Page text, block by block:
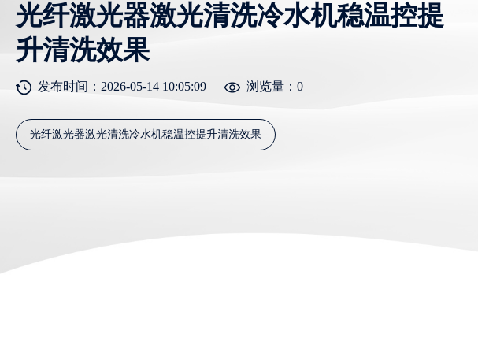
光纤激光器激光清洗冷水机稳温控提
升清洗效果
发布时间：2026-05-14 10:05:09 浏览量： 0
光纤激光器激光清洗冷水机稳温控提升清洗效果